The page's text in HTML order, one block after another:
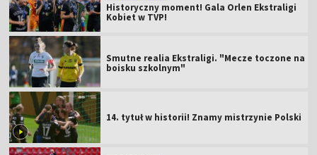
Historyczny moment! Gala Orlen Ekstraligi
Kobiet w TVP!
Smutne realia Ekstraligi. "Mecze toczone na
boisku szkolnym"
14. tytuł w historii! Znamy mistrzynie Polski